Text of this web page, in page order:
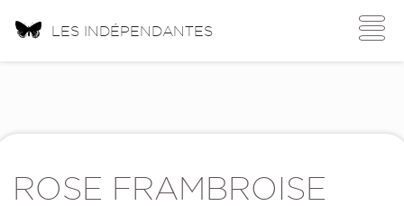
Toggle
LES INDÉPENDANTES
ROSE FRAMBROISE